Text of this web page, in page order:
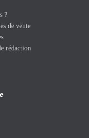
?
de vente
rédaction